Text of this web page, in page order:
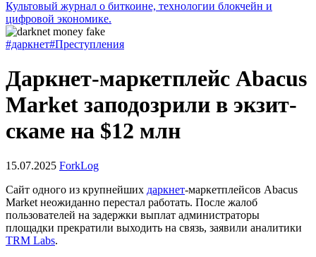
Культовый журнал о биткоине, технологии блокчейн и
цифровой экономике.
#даркнет#Преступления
Даркнет-маркетплейс Abacus
Market заподозрили в экзит-
скаме на $12 млн
15.07.2025 ForkLog
Сайт одного из крупнейших даркнет-маркетплейсов Abacus
Market неожиданно перестал работать. После жалоб
пользователей на задержки выплат администраторы
площадки прекратили выходить на связь, заявили аналитики
TRM Labs.